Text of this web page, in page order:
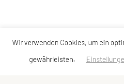
Wir verwenden Cookies, um ein
gewährleisten.